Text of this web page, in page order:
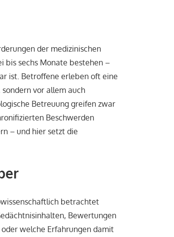
der medizinischen
bis sechs Monate bestehen –
ist. Betroffene erleben oft eine
vor allem auch
Betreuung greifen zwar
Beschwerden
– und hier setzt die
betrachtet
Bewertungen
welche Erfahrungen damit